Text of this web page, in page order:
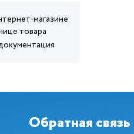
магазине
товара
Обратная связь